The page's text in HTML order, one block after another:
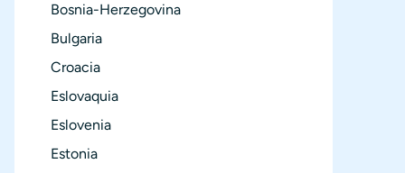
Bosnia-Herzegovina
Bulgaria
Croacia
Eslovaquia
Eslovenia
Estonia